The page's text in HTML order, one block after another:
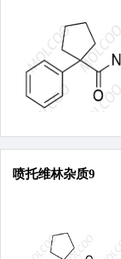
喷托维林杂质9